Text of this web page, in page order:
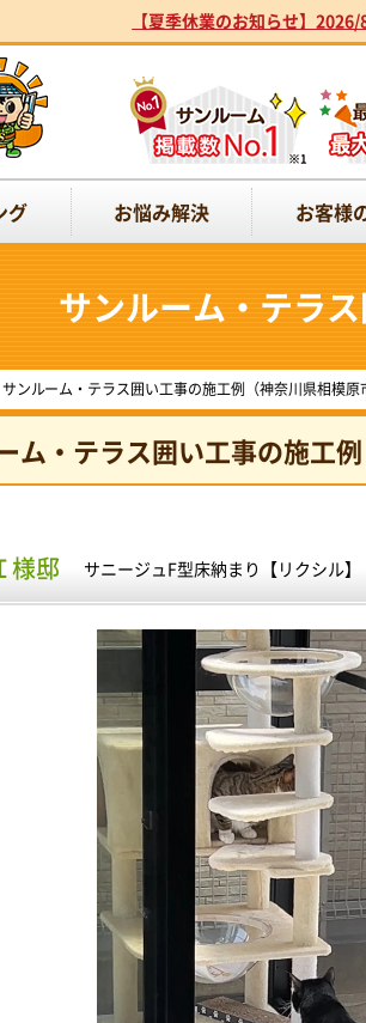
【夏季休業のお知らせ】
グ お悩み解決 お客様
サンルーム・テラ
サンルーム・テラス囲い工事の施工例（神奈川県相模原
ム・テラス囲い工事の施工
様邸 サニージュF型床納まり【リクシル】